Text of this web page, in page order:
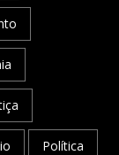
Política